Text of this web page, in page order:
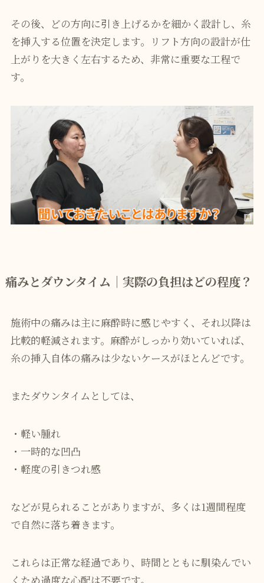
その後、どの方向に引き上げるかを細かく設計し、糸
を挿入する位置を決定します。リフト方向の設計が仕
上がりを大きく左右するため、非常に重要な工程で
す。
痛みとダウンタイム｜実際の負担はどの程度？
施術中の痛みは主に麻酔時に感じやすく、それ以降は
比較的軽減されます。麻酔がしっかり効いていれば、
糸の挿入自体の痛みは少ないケースがほとんどです。
またダウンタイムとしては、
・軽い腫れ
・一時的な凹凸
・軽度の引きつれ感
などが見られることがありますが、多くは1週間程度
で自然に落ち着きます。
これらは正常な経過であり、時間とともに馴染んでい
くため過度な心配は不要です。